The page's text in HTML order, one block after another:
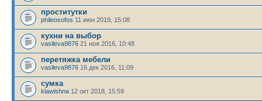
проститутки
phileosofos 11 июн 2019, 15:08
кухни на выбор
vasileva9876 21 ноя 2016, 10:48
перетяжка мебели
vasileva9876 16 дек 2016, 11:09
сумка
klawishna 12 окт 2018, 15:59